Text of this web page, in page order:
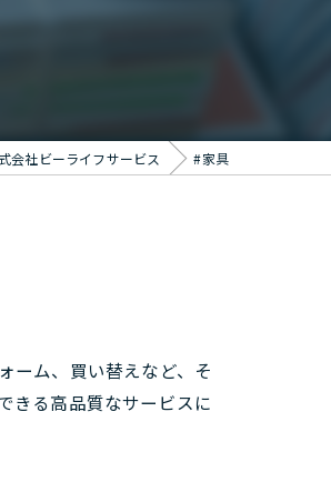
会社ビーライフサービス #家具
ーム、買い替えなど、そ
きる高品質なサービスに